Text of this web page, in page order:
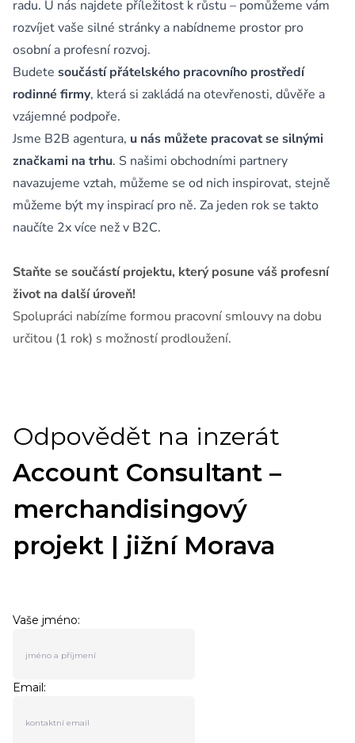
radu. U nás najdete příležitost k růstu – pomůžeme vám
rozvíjet vaše silné stránky a nabídneme prostor pro
osobní a profesní rozvoj.
Budete součástí přátelského pracovního prostředí
rodinné firmy, která si zakládá na otevřenosti, důvěře a
vzájemné podpoře.
Jsme B2B agentura, u nás můžete pracovat se silnými
značkami na trhu. S našimi obchodními partnery
navazujeme vztah, můžeme se od nich inspirovat, stejně
můžeme být my inspirací pro ně. Za jeden rok se takto
naučíte 2x více než v B2C.
Staňte se součástí projektu, který posune váš profesní
život na další úroveň!
Spolupráci nabízíme formou pracovní smlouvy na dobu
určitou (1 rok) s možností prodloužení.